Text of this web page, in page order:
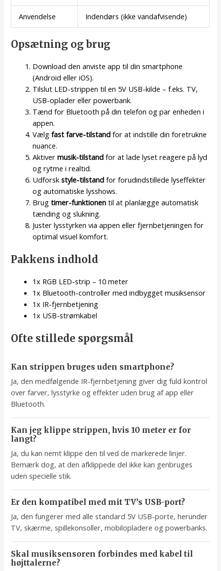
Anvendelse Indendørs (ikke vandafvisende)
Opsætning og brug
Download den anviste app til din smartphone
(Android eller iOS).
Tilslut LED-strippen til en 5V USB-kilde – f.eks. TV,
USB-oplader eller powerbank.
Tænd for Bluetooth på din telefon og par enheden i
appen.
Vælgfast farve-tilstand for at indstille din foretrukne
nuance.
Aktivermusik-tilstand for at lade lyset reagere på lyd
og rytme i realtid.
Udforskstyle-tilstand for forudindstillede lyseffekter
og automatiske lysshows.
Brugtimer-funktionen til at planlægge automatisk
tænding og slukning.
Juster lysstyrken via appen eller fjernbetjeningen for
optimal visuel komfort.
Pakkens indhold
1x RGB LED-strip – 10 meter
1x Bluetooth-controller med indbygget musiksensor
1x IR-fjernbetjening
1x USB-strømkabel
Ofte stillede spørgsmål
Kan strippen bruges uden smartphone?
Ja, den medfølgende IR-fjernbetjening giver dig fuld kontrol
over farver, lysstyrke og effekter uden brug af app eller
Bluetooth.
Kan jeg klippe strippen, hvis 10 meter er for
langt?
Ja, du kan nemt klippe den til ved de markerede linjer.
Bemærk dog, at den afklippede del ikke kan genbruges
uden specielle stik.
Er den kompatibel med mit TV’s USB-port?
Ja, den fungerer med alle standard 5V USB-porte, herunder
TV, skærme, spillekonsoller, mobilopladere og powerbanks.
Skal musiksensoren forbindes med kabel til
højttalerne?